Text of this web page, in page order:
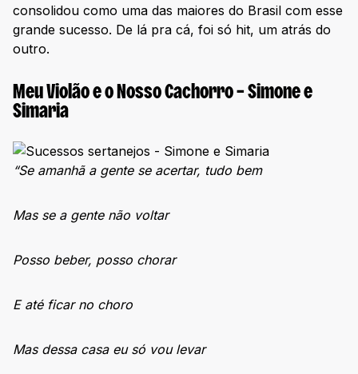
consolidou como uma das maiores do Brasil com esse
grande sucesso. De lá pra cá, foi só hit, um atrás do
outro.
Meu Violão e o Nosso Cachorro – Simone e
Simaria
“Se amanhã a gente se acertar, tudo bem
Mas se a gente não voltar
Posso beber, posso chorar
E até ficar no choro
Mas dessa casa eu só vou levar